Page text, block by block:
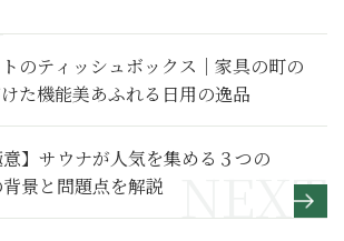
のティッシュボックス｜家具の町の
た機能美あふれる日用の逸品
意】サウナが人気を集める３つの
景と問題点を解説